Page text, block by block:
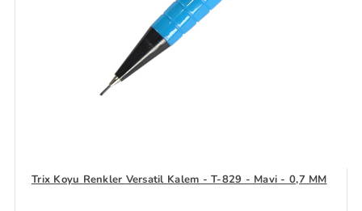
Trix Koyu Renkler Versatil Kalem - T-829 - Mavi - 0,7 MM